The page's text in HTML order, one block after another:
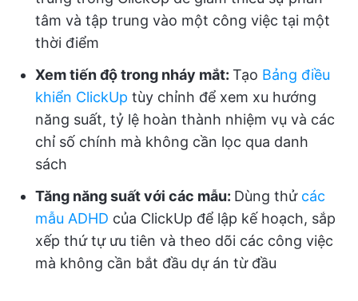
tâm và tập trung vào một công việc tại một
thời điểm
Xem tiến độ trong nháy mắt: Tạo Bảng điều
khiển ClickUp tùy chỉnh để xem xu hướng
năng suất, tỷ lệ hoàn thành nhiệm vụ và các
chỉ số chính mà không cần lọc qua danh
sách
Tăng năng suất với các mẫu: Dùng thử các
mẫu ADHD của ClickUp để lập kế hoạch, sắp
xếp thứ tự ưu tiên và theo dõi các công việc
mà không cần bắt đầu dự án từ đầu